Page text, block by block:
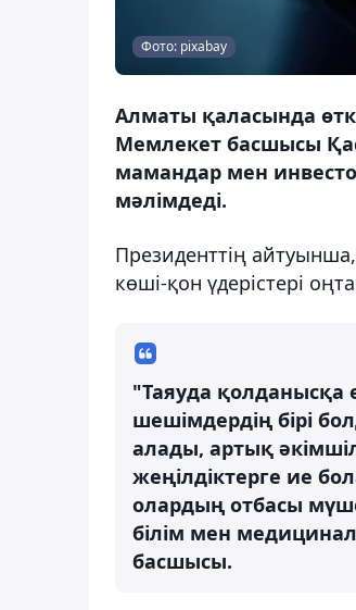
Фото: pixabay
Алматы қаласында
Мемлекет басшысы
мамандар мен
мәлімдеді.
Президенттің
көші-қон үдерістері
"Таяуда қолданысқа
шешімдердің бірі
алады, артық
жеңілдіктерге ие
олардың отбасы
білім мен
басшысы.